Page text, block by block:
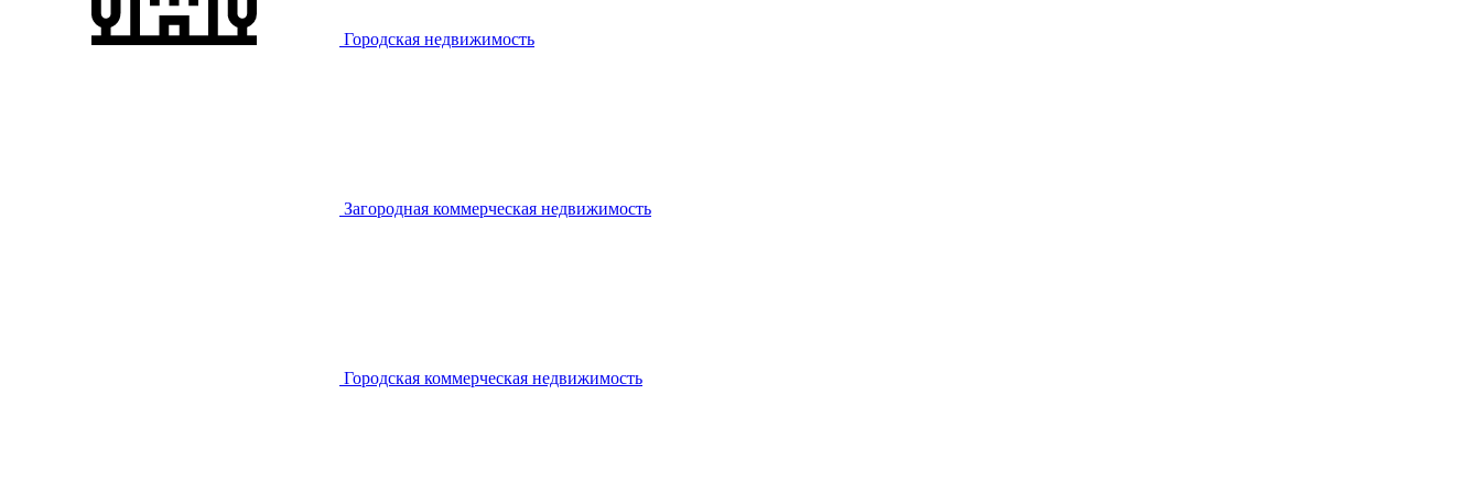
Городская недвижимость
Загородная коммерческая недвижимость
Городская коммерческая недвижимость